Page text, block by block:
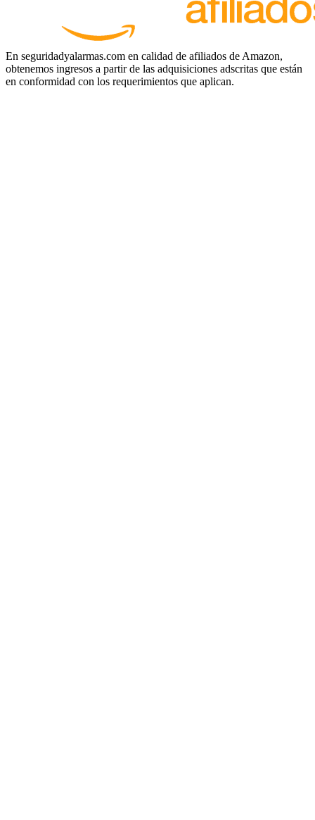
En seguridadyalarmas.com en calidad de afiliados de Amazon,
obtenemos ingresos a partir de las adquisiciones adscritas que están
en conformidad con los requerimientos que aplican.